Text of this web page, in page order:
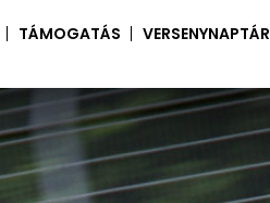
TÁMOGATÁS VERSENYNAPTÁR